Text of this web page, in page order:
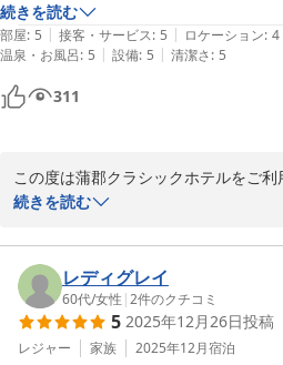
蒲郡クラシックホテル　宿泊課
2026-02-11
夕食のフレンチも最高でしたが、朝食に
やわらかでとても美味しかったです。
ラウンジの名前にもなっていますが、お
ありました。アゼリアが咲く春頃また行
続きを読む
部屋: 5 | 接客・サービス: 5 | ロケーション: 4
温泉・お風呂: 5 | 設備: 5 | 清潔さ: 5
311
この度は蒲郡クラシックホテルをご
ございます。
お部屋につきましてご満足いただけ
す。
一方で、鶯宿亭のお部屋から竹島をご
続きを読む
レディグレイ
60代/女性 |2件のクチコミ
5 2025年12月26日投稿
レジャー 家族 2025年12月宿泊